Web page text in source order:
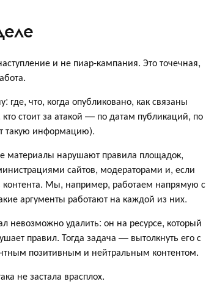
и не пиар-кампания. Это точечная,
что, когда опубликовано, как связаны
стоит за атакой — по датам публикаций, по
такую информацию).
материалы нарушают правила площадок,
сайтов, модераторами и, если
контента. Мы, например, работаем напрямую с
аргументы работают на каждой из них.
невозможно удалить: он на ресурсе, который
правил. Тогда задача — вытолкнуть его с
позитивным и нейтральным контентом.
не застала врасплох.